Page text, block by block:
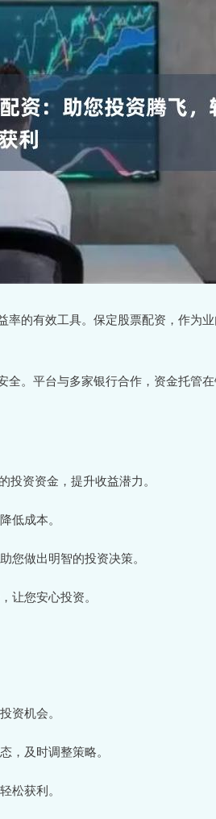
的有效工具。保定股票配资，作为
。平台与多家银行合作，资金托管
资资金，提升收益潜力。
低成本。
您做出明智的投资决策。
让您安心投资。
资机会。
，及时调整策略。
松获利。